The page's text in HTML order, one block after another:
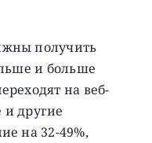
получить
и больше
на веб-
другие
на 32-49%,